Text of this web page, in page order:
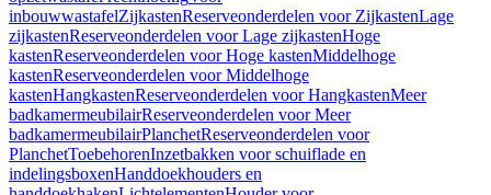
inbouwwastafelZijkastenReserveonderdelen voor ZijkastenLage
zijkastenReserveonderdelen voor Lage zijkastenHoge
kastenReserveonderdelen voor Hoge kastenMiddelhoge
kastenReserveonderdelen voor Middelhoge
kastenHangkastenReserveonderdelen voor HangkastenMeer
badkamermeubilairReserveonderdelen voor Meer
badkamermeubilairPlanchetReserveonderdelen voor
PlanchetToebehorenInzetbakken voor schuiflade en
indelingsboxenHanddoekhouders en